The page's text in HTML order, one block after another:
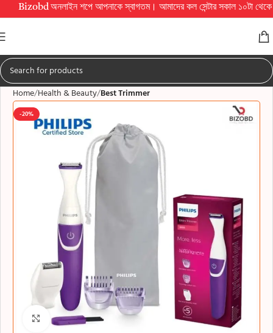
Bizobd অনলাইন শপে আপনাকে স্বাগতম। আমাদের কল সেন্টার সকাল ১০টা থেকে রাত
Home Health & Beauty Best Trimmer
-20%
Click to enlarge